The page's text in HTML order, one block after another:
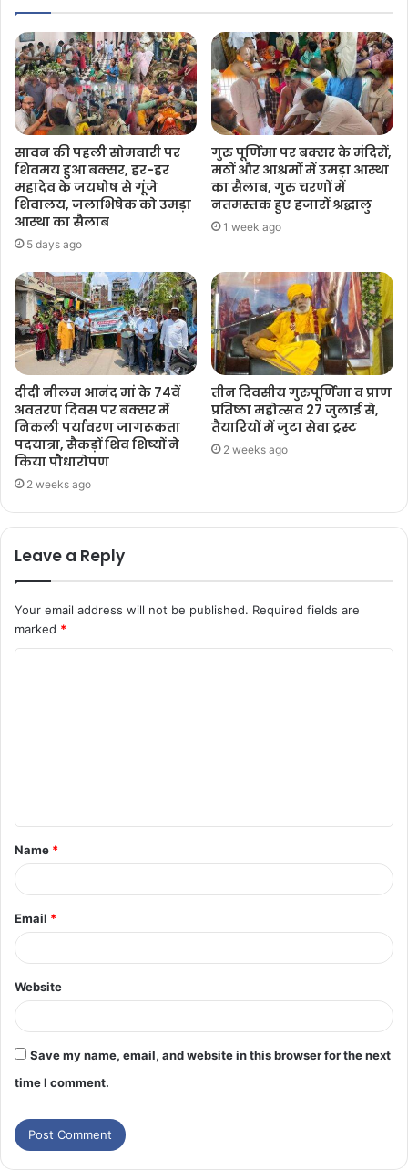
सावन की पहली सोमवारी पर
शिवमय हुआ बक्सर, हर-हर
महादेव के जयघोष से गूंजे
शिवालय, जलाभिषेक को उमड़ा
आस्था का सैलाब
5 days ago
गुरु पूर्णिमा पर बक्सर के मंदिरों,
मठों और आश्रमों में उमड़ा आस्था
का सैलाब, गुरु चरणों में
नतमस्तक हुए हजारों श्रद्धालु
1 week ago
दीदी नीलम आनंद मां के 74वें
अवतरण दिवस पर बक्सर में
निकली पर्यावरण जागरूकता
पदयात्रा, सैकड़ों शिव शिष्यों ने
किया पौधारोपण
2 weeks ago
तीन दिवसीय गुरुपूर्णिमा व प्राण
प्रतिष्ठा महोत्सव 27 जुलाई से,
तैयारियों में जुटा सेवा ट्रस्ट
2 weeks ago
Leave a Reply
Your email address will not be published. Required fields are
marked *
Name *
Email *
Website
Save my name, email, and website in this browser for the next
time I comment.